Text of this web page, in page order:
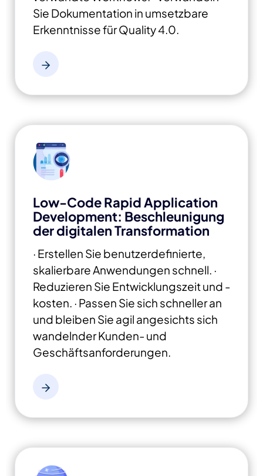
Sie Dokumentation in umsetzbare
Erkenntnisse für Quality 4.0.
Low-Code Rapid Application
Development: Beschleunigung
der digitalen Transformation
· Erstellen Sie benutzerdefinierte,
skalierbare Anwendungen schnell. ·
Reduzieren Sie Entwicklungszeit und -
kosten. · Passen Sie sich schneller an
und bleiben Sie agil angesichts sich
wandelnder Kunden- und
Geschäftsanforderungen.